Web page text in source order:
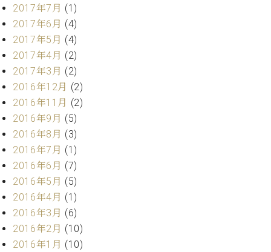
サ
ー
ビ
ス
(
調
)
ア
フ
タ
ー
サ
ビ
ス
(調
律)
2017年7月 (1)
2017年6月 (4)
2017年5月 (4)
2017年4月 (2)
2017年3月 (2)
2016年12月 (2)
2016年11月 (2)
2016年9月 (5)
2016年8月 (3)
2016年7月 (1)
2016年6月 (7)
2016年5月 (5)
2016年4月 (1)
2016年3月 (6)
2016年2月 (10)
2016年1月 (10)